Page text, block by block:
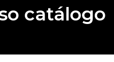
catálogo